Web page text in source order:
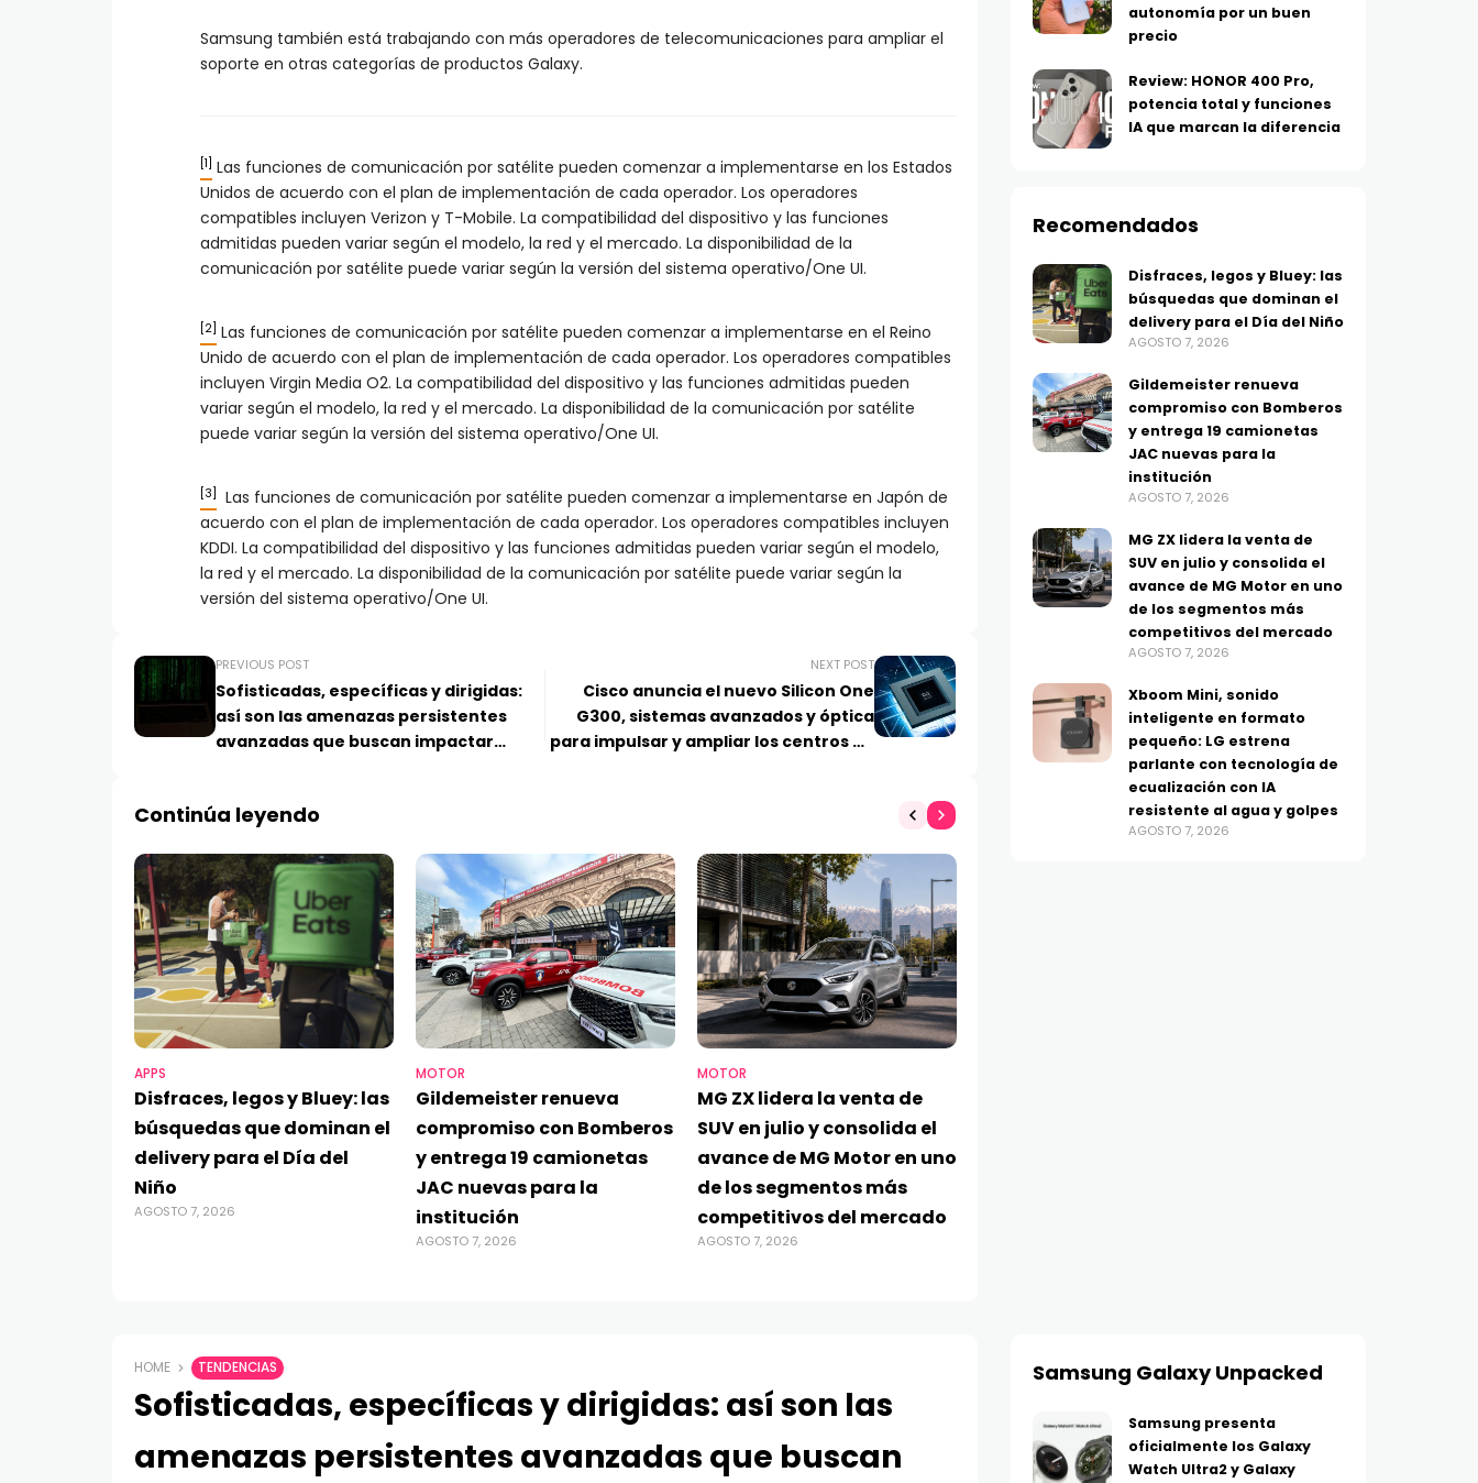
Samsung también está trabajando con más operadores de telecomunicaciones para ampliar el
soporte en otras categorías de productos Galaxy.
[1] Las funciones de comunicación por satélite pueden comenzar a implementarse en los Estados
Unidos de acuerdo con el plan de implementación de cada operador. Los operadores
compatibles incluyen Verizon y T-Mobile. La compatibilidad del dispositivo y las funciones
admitidas pueden variar según el modelo, la red y el mercado. La disponibilidad de la
comunicación por satélite puede variar según la versión del sistema operativo/One UI.
[2] Las funciones de comunicación por satélite pueden comenzar a implementarse en el Reino
Unido de acuerdo con el plan de implementación de cada operador. Los operadores compatibles
incluyen Virgin Media O2. La compatibilidad del dispositivo y las funciones admitidas pueden
variar según el modelo, la red y el mercado. La disponibilidad de la comunicación por satélite
puede variar según la versión del sistema operativo/One UI.
[3]
Las funciones de comunicación por satélite pueden comenzar a implementarse en Japón de
acuerdo con el plan de implementación de cada operador. Los operadores compatibles incluyen
KDDI. La compatibilidad del dispositivo y las funciones admitidas pueden variar según el modelo,
la red y el mercado. La disponibilidad de la comunicación por satélite puede variar según la
versión del sistema operativo/One UI.
PREVIOUS POST
Sofisticadas, específicas y dirigidas:
así son las amenazas persistentes
avanzadas que buscan impactar
NEXT POST
Cisco anuncia el nuevo Silicon One
G300, sistemas avanzados y óptica
para impulsar y ampliar los centros de
Continúa leyendo
APPS
Disfraces, legos y Bluey: las
búsquedas que dominan el
delivery para el Día del
Niño
AGOSTO 7, 2026
MOTOR
Gildemeister renueva
compromiso con Bomberos
y entrega 19 camionetas
JAC nuevas para la
institución
AGOSTO 7, 2026
MOTOR
MG ZX lidera la venta de
SUV en julio y consolida el
avance de MG Motor en uno
de los segmentos más
competitivos del mercado
AGOSTO 7, 2026
autonomía por un buen
precio
Review: HONOR 400 Pro,
potencia total y funciones
IA que marcan la diferencia
Recomendados
Disfraces, legos y Bluey: las
búsquedas que dominan el
delivery para el Día del Niño
AGOSTO 7, 2026
Gildemeister renueva
compromiso con Bomberos
y entrega 19 camionetas
JAC nuevas para la
institución
AGOSTO 7, 2026
MG ZX lidera la venta de
SUV en julio y consolida el
avance de MG Motor en uno
de los segmentos más
competitivos del mercado
AGOSTO 7, 2026
Xboom Mini, sonido
inteligente en formato
pequeño: LG estrena
parlante con tecnología de
ecualización con IA
resistente al agua y golpes
AGOSTO 7, 2026
HOME TENDENCIAS
Sofisticadas, específicas y dirigidas: así son las
amenazas persistentes avanzadas que buscan
Samsung Galaxy Unpacked
Samsung presenta
oficialmente los Galaxy
Watch Ultra2 y Galaxy